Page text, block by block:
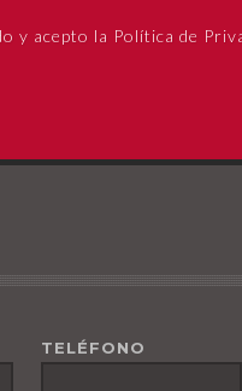
y acepto la Política de
TELÉFONO